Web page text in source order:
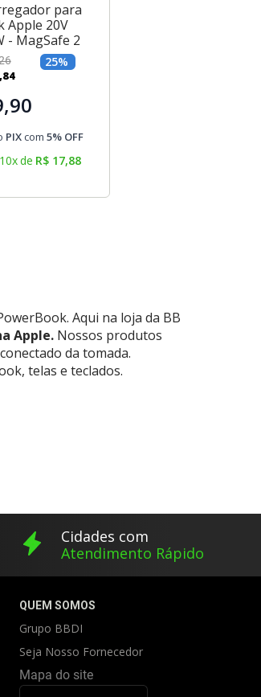
para
Apple 20V
- MagSafe 2
25%
84
PIXcom 5% OFF
10xde R$ 17,88
Aqui na loja da BB
Apple.Nossos produtos
da tomada.
telas e teclados.
Cidades com
Atendimento Rápido
QUEM SOMOS
Grupo BBDI
Seja Nosso Fornecedor
Mapa do site